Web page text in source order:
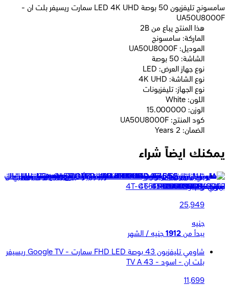
سامسونج تليفزيون 50 بوصة LED 4K UHD سمارت ريسيفر بلت ان -
UA50U8000F
2B هذا المنتج يباع من
الماركة: سامسونج
الموديل: UA50U8000F
الشاشة: 50 بوصة
نوع جهاز العرض: LED
نوع الشاشة: 4K UHD
نوع الجهاز: تليفزيونات
اللون: White
الوزن: 15.000000
كود المنتج: UA50U8000F
الضمان: 2 Years
يمكنك ايضاً شراء
شارب تليفزيون 65 بوصة 4K UHD سمارت Google TV - بدون اطار
- اسود - 4T-C65FJ16EX
25,949
جنيه
يبدأ من 1912 جنيه / الشهر
شاومي تليفزيون 43 بوصة FHD LED سمارت - Google TV ريسيفر
بلت ان - اسود - TV A 43
11,699